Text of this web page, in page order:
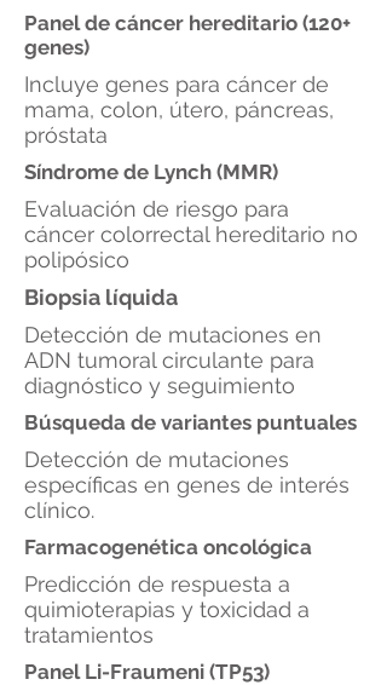
Panel de cáncer hereditario (120+
genes)
Incluye genes para cáncer de
mama, colon, útero, páncreas,
próstata
Síndrome de Lynch (MMR)
Evaluación de riesgo para
cáncer colorrectal hereditario no
polipósico
Biopsia líquida
Detección de mutaciones en
ADN tumoral circulante para
diagnóstico y seguimiento
Búsqueda de variantes puntuales
Detección de mutaciones
específicas en genes de interés
clínico.
Farmacogenética oncológica
Predicción de respuesta a
quimioterapias y toxicidad a
tratamientos
Panel Li-Fraumeni (TP53)